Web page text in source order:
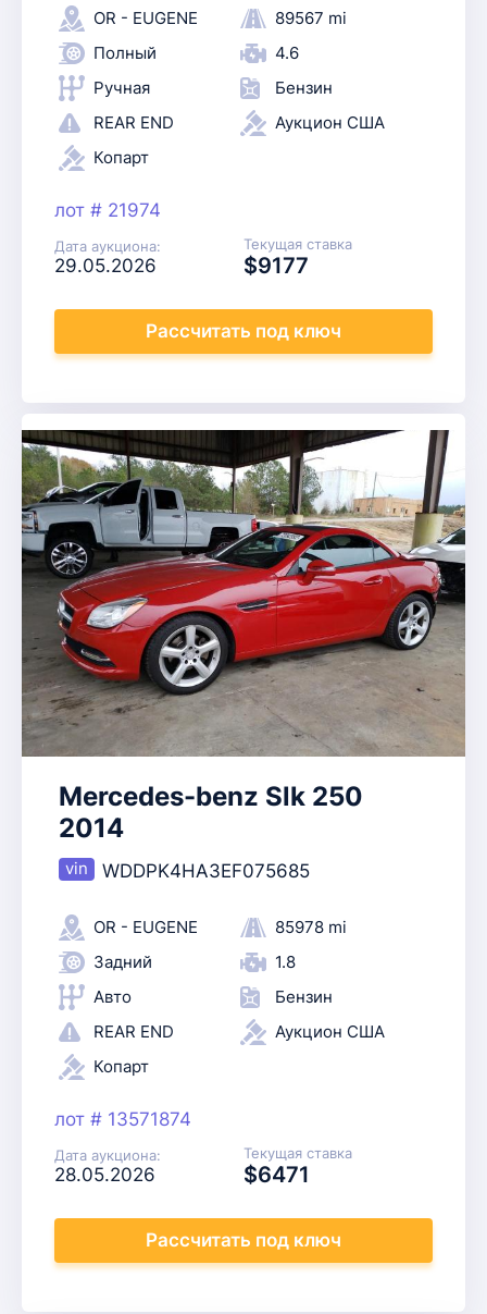
OR - EUGENE
89567 mi
Полный
4.6
Ручная
Бензин
REAR END
Аукцион США
Копарт
лот # 21974
Дата аукциона:
29.05.2026
Текущая ставка
$9177
Рассчитать под ключ
Mercedes-benz Slk 250
2014
WDDPK4HA3EF075685
OR - EUGENE
85978 mi
Задний
1.8
Авто
Бензин
REAR END
Аукцион США
Копарт
лот # 13571874
Дата аукциона:
28.05.2026
Текущая ставка
$6471
Рассчитать под ключ